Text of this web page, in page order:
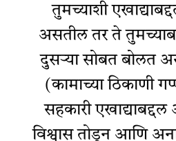
तुमच्याशी
असतील तर ते
दुसऱ्या सोबत बोलत
(कामाच्या ठिकाणी
सहकारी
विश्वास तोडून आणि